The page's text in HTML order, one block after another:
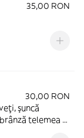
35,00 RON
30,00 RON
şuncă
telemea -